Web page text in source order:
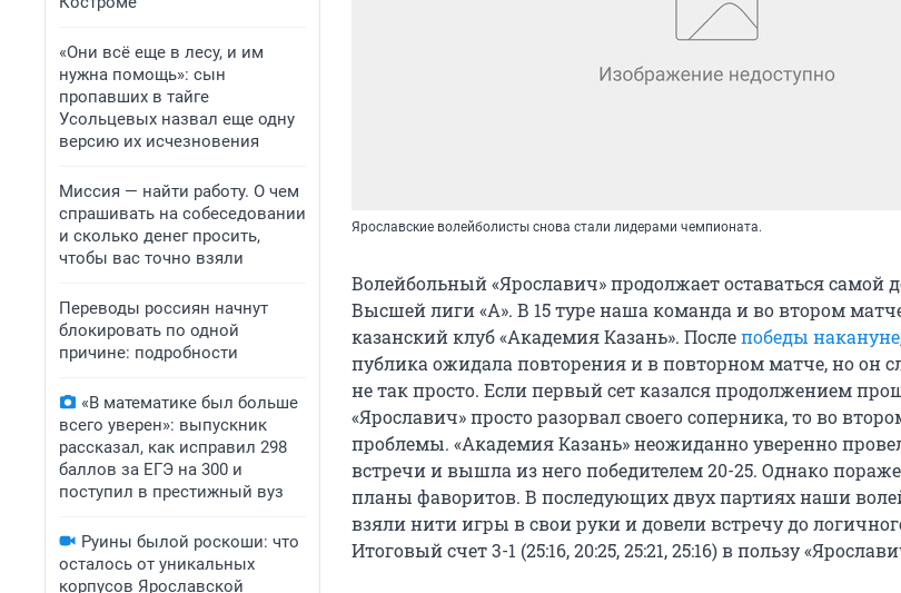
«Они всё еще в лесу, и им
нужна помощь»: сын
пропавших в тайге
Усольцевых назвал еще одну
версию их исчезновения
Миссия — найти работу. О чем
спрашивать на собеседовании
и сколько денег просить,
чтобы вас точно взяли
Переводы россиян начнут
блокировать по одной
причине: подробности
«В математике был больше
всего уверен»: выпускник
рассказал, как исправил 298
баллов за ЕГЭ на 300 и
поступил в престижный вуз
Руины былой роскоши: что
осталось от уникальных
корпусов Ярославской
Ярославские волейболисты снова стали лидерами чемпионата.
Волейбольный «Ярославич» продолжает оставаться
Высшей лиги «А». В 15 туре наша команда и во втором
казанский клуб «Академия Казань». Послепобеды накануне
публика ожидала повторения и в повторном матче, но он
не так просто. Если первый сет казался продолжением
«Ярославич» просто разорвал своего соперника, то во
проблемы. «Академия Казань» неожиданно уверенно
встречи и вышла из него победителем 20-25. Однако
планы фаворитов. В последующих двух партиях наши
взяли нити игры в свои руки и довели встречу до
Итоговый счет 3-1 (25:16, 20:25, 25:21, 25:16) в пользу